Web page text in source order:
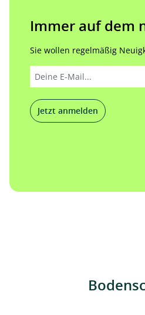
Immer auf dem
Sie wollen regelmäßig
Jetzt anmelden